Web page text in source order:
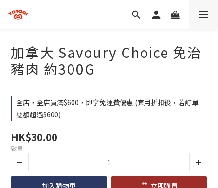
加拿大 Savoury Choice 免治
豬肉 約300G
全店，全店買滿$600，即享免運費優惠 (套用折扣後，若訂單
總額超過$600)
HK$30.00
數量
加入購物車 立即購買